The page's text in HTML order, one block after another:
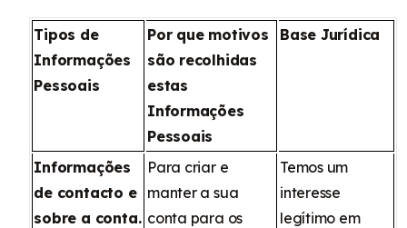
Tipos de
Informações
Pessoais
Por que motivos
são recolhidas
estas
Informações
Pessoais
Base Jurídica
Informações
de contacto e
sobre a conta.
Para criar e
manter a sua
conta para os
Temos um
interesse
legítimo em